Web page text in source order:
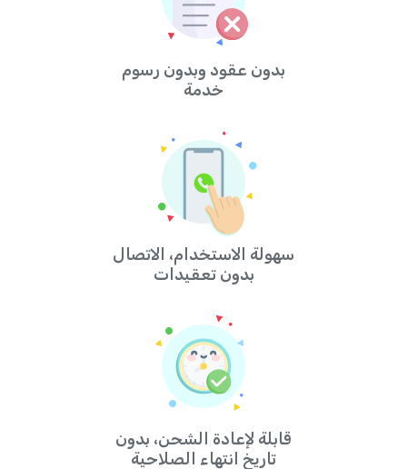
بدون عقود وبدون رسوم
خدمة
سهولة الاستخدام، الاتصال
بدون تعقيدات
قابلة لإعادة الشحن، بدون
تاريخ انتهاء الصلاحية